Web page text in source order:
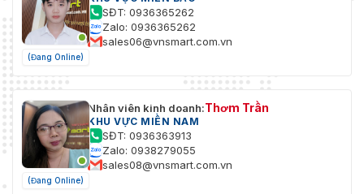
(Đang Online)
SĐT: 0936365262
Zalo: 0936365262
sales06@vnsmart.com.vn
(Đang Online)
Nhân viên kinh doanh:Thơm Trần
KHU VỰC MIỀN NAM
SĐT: 0936363913
Zalo: 0938279055
sales08@vnsmart.com.vn